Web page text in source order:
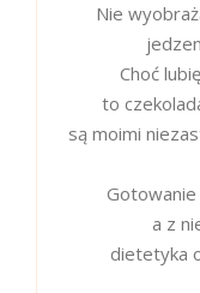
Nie
Choć
to
są moimi
a z
dietetyka